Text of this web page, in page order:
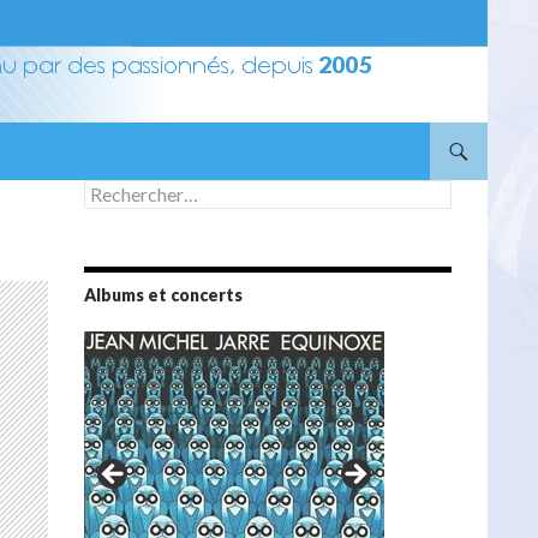
Rechercher :
Albums et concerts